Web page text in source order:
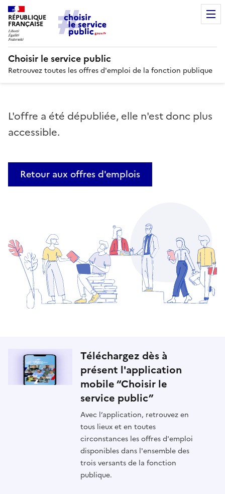
RÉPUBLIQUE
FRANÇAISE
Choisir le service public
Retrouvez toutes les offres d'emploi de la fonction publique
L'offre a été dépubliée, elle n'est donc plus
accessible.
Retour aux offres d'emplois
Téléchargez dès à
présent l'application
mobile “Choisir le
service public”
Avec l’application, retrouvez en
tous lieux et en toutes
circonstances les offres d'emploi
disponibles dans l'ensemble des
trois versants de la fonction
publique.